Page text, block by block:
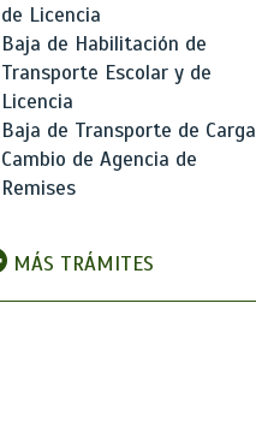
de Licencia
Baja de Habilitación de
Transporte Escolar y de
Licencia
Baja de Transporte de Carga
Cambio de Agencia de
Remises
MÁS TRÁMITES